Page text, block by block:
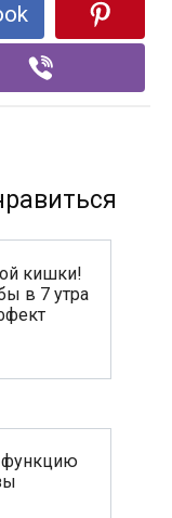
кишки!
в 7 утра
функцию